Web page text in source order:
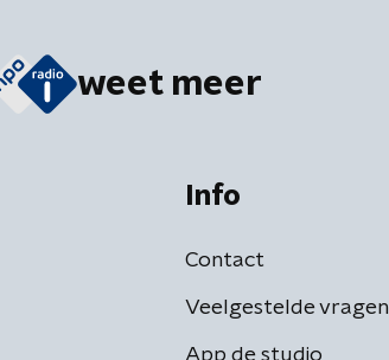
weet meer
Info
Contact
Veelgestelde vragen
App de studio